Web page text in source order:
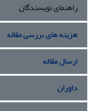
راهنمای نویسندگان
هزینه های بررسی مقاله
ارسال مقاله
داوران